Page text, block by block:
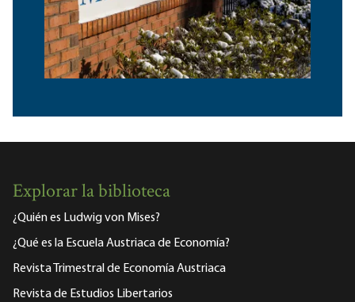
Explorar la biblioteca
¿Quién es Ludwig von Mises?
¿Qué es la Escuela Austriaca de Economía?
Revista Trimestral de Economía Austriaca
Revista de Estudios Libertarios